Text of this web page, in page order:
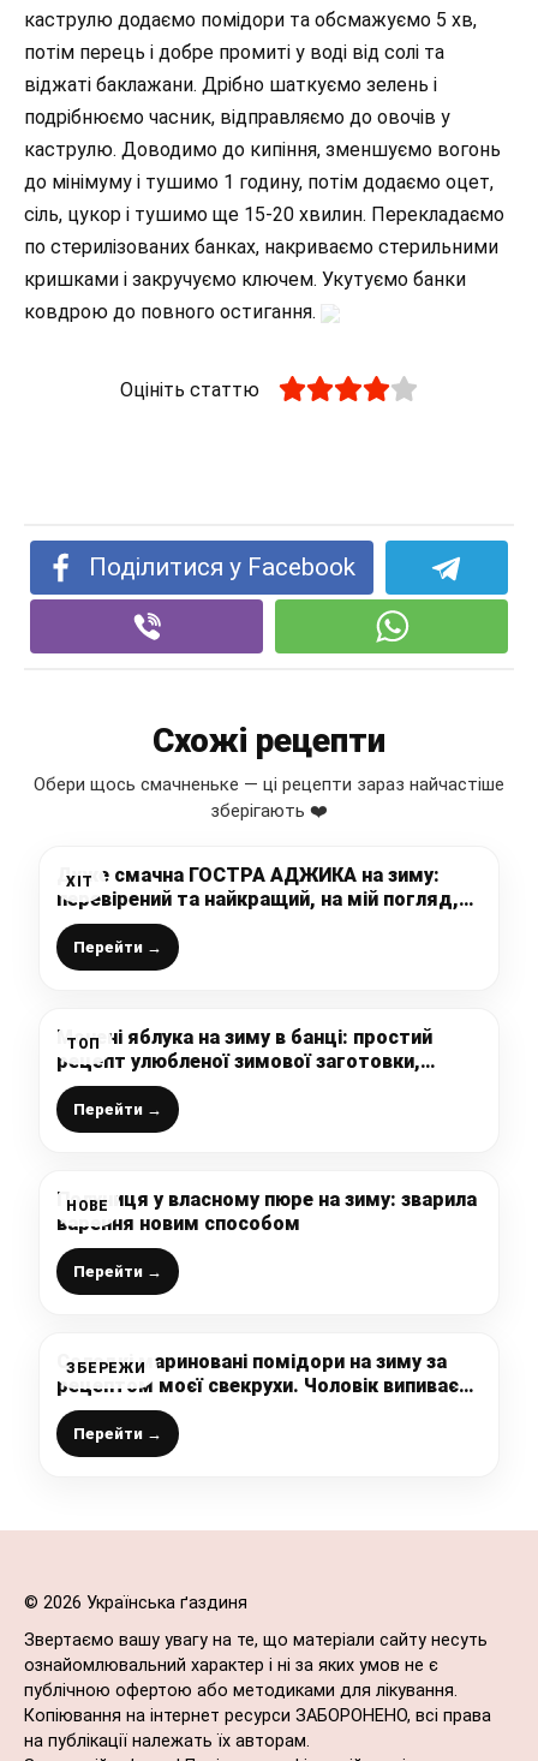
каструлю додаємо помідори та обсмажуємо 5 хв,
потім перець і добре промиті у воді від солі та
віджаті баклажани. Дрібно шаткуємо зелень і
подрібнюємо часник, відправляємо до овочів у
каструлю. Доводимо до кипіння, зменшуємо вогонь
до мінімуму і тушимо 1 годину, потім додаємо оцет,
сіль, цукор і тушимо ще 15-20 хвилин. Перекладаємо
по стерилізованих банках, накриваємо стерильними
кришками і закручуємо ключем. Укутуємо банки
ковдрою до повного остигання.
Оцініть статтю
Поділитися у Facebook
Схожі рецепти
Обери щось смачненьке — ці рецепти зараз найчастіше
зберігають ❤️
ХІТ
Дуже смачна ГОСТРА АДЖИКА на зиму:
перевірений та найкращий, на мій погляд,
рецепт вареної аджики, де вдало підібрані
пропорції і інгредієнти
Перейти →
ТОП
Мочені яблука на зиму в банці: простий
рецепт улюбленої зимової заготовки,
щороку готую побільше
Перейти →
НОВЕ
Полуниця у власному пюре на зиму: зварила
варення новим способом
Перейти →
ЗБЕРЕЖИ
Солодкі мариновані помідори на зиму за
рецептом моєї свекрухи. Чоловік випиває
розсіл увесь до краплі
Перейти →
© 2026 Українська ґаздиня
Звертаємо вашу увагу на те, що матеріали сайту несуть
ознайомлювальний характер і ні за яких умов не є
публічною офертою або методиками для лікування.
Копіювання на інтернет ресурси ЗАБОРОНЕНО, всі права
на публікації належать їх авторам.